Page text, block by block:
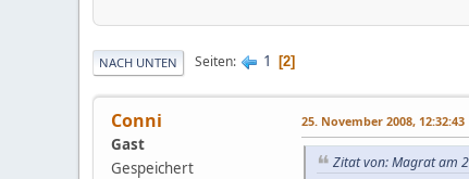
NACH UNTEN Seiten 1 2
Conni
Gast
Gespeichert
25. November 2008, 12:32:43
Zitat von: Magrat am